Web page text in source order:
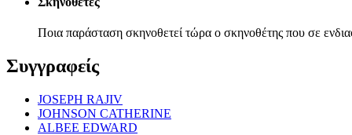
Ποια παράσταση σκηνοθετεί τώρα ο σκηνοθέτης που σε
Συγγραφείς
JOSEPH RAJIV
JOHNSON CATHERINE
ALBEE EDWARD